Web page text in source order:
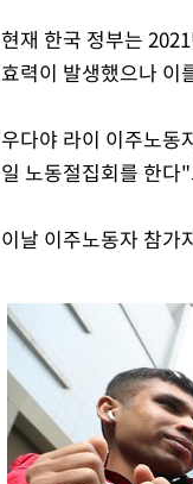
현재 한국 정부는
효력이 발생했으나 이
우다야 라이 이주노동
일 노동절집회를 한다
이날 이주노동자 참가